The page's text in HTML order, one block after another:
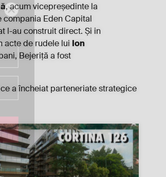
, acum vicepreședinte la
Eden Capital
l-au construit direct. Și in
acte de rudele lui Ion
Bejeriță a fost
a încheiat parteneriate strategice